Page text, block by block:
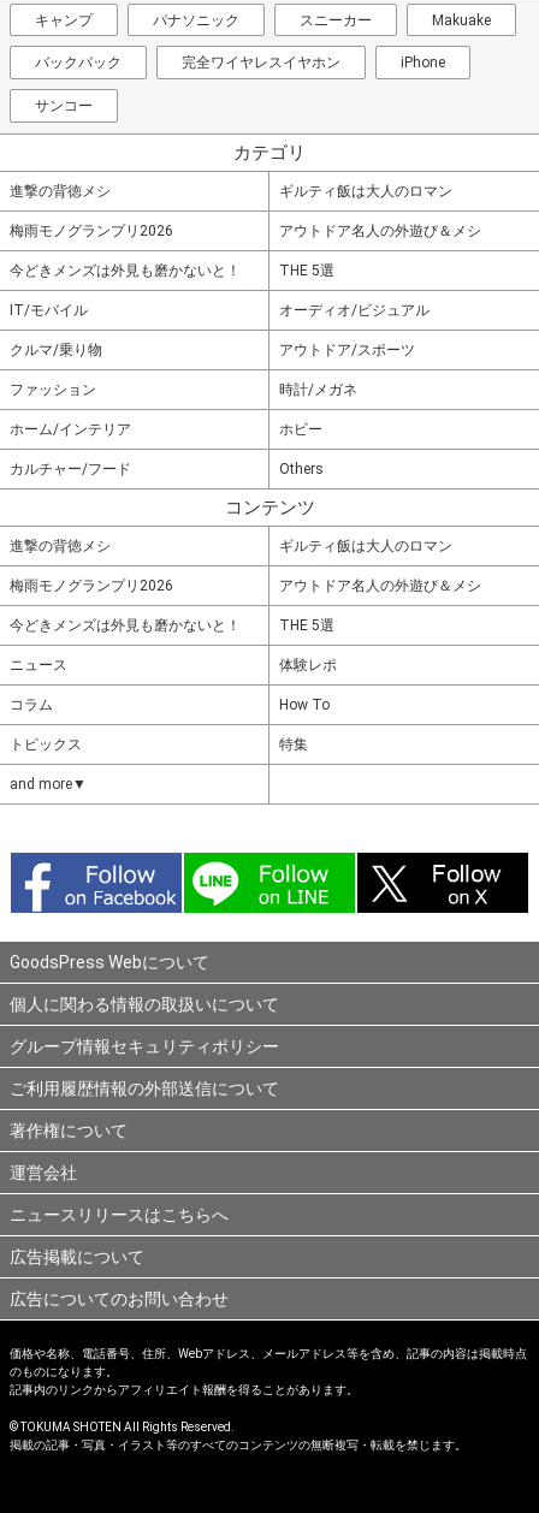
キャンプ パナソニック スニーカー Makuake
バックパック 完全ワイヤレスイヤホン iPhone
サンコー
カテゴリ
進撃の背徳メシ ギルティ飯は大人のロマン
梅雨モノグランプリ2026 アウトドア名人の外遊び＆メシ
今どきメンズは外見も磨かないと！ THE 5選
IT/モバイル オーディオ/ビジュアル
クルマ/乗り物 アウトドア/スポーツ
ファッション 時計/メガネ
ホーム/インテリア ホビー
カルチャー/フード Others
コンテンツ
進撃の背徳メシ ギルティ飯は大人のロマン
梅雨モノグランプリ2026 アウトドア名人の外遊び＆メシ
今どきメンズは外見も磨かないと！ THE 5選
ニュース 体験レポ
コラム How To
トピックス 特集
and more▼
GoodsPress Webについて
個人に関わる情報の取扱いについて
グループ情報セキュリティポリシー
ご利用履歴情報の外部送信について
著作権について
運営会社
ニュースリリースはこちらへ
広告掲載について
広告についてのお問い合わせ
価格や名称、電話番号、住所、Webアドレス、メールアドレス等を含め、記事の内容は掲載時点
のものになります。
記事内のリンクからアフィリエイト報酬を得ることがあります。
© TOKUMA SHOTEN All Rights Reserved.
掲載の記事・写真・イラスト等のすべてのコンテンツの無断複写・転載を禁じます。